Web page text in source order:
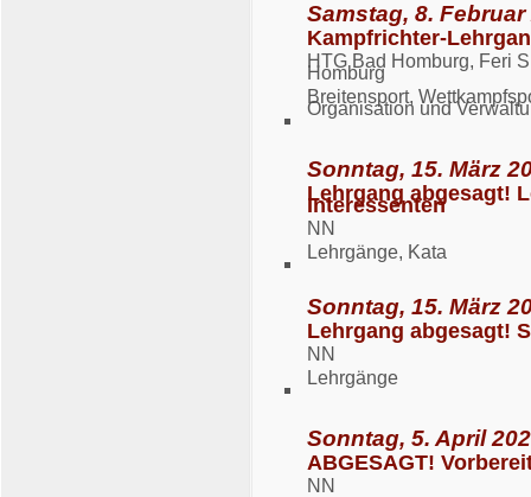
Samstag, 8.
Kampfrichter-
HTG Bad Homburg, Feri
Homburg
Breitensport,
Organisation und
Sonntag, 15. März
Lehrgang abgesagt!
Interessenten
NN
Lehrgänge, Kata
Sonntag, 15. März
Lehrgang abgesagt!
NN
Lehrgänge
Sonntag, 5. April
ABGESAGT!
NN